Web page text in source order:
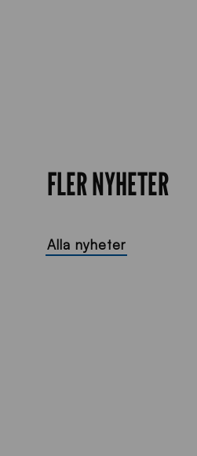
FLER NYHETER
Alla nyheter